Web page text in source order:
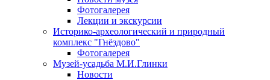
Фотогалерея
Лекции и экскурсии
Историко-археологический и природный
комплекс "Гнёздово"
Фотогалерея
Музей-усадьба М.И.Глинки
Новости